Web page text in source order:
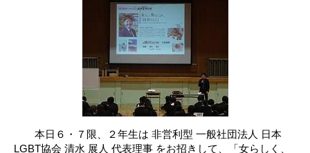
本日６・７限、２年生は 非営利型 一般社団法人 日本
LGBT協会 清水 展人 代表理事 をお招きして、「女らしく、